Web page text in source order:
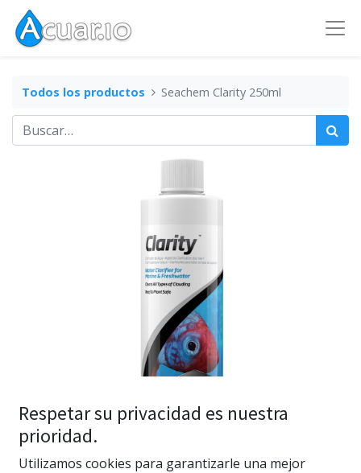
Todos los productos Seachem Clarity 250ml
Respetar su privacidad es nuestra
prioridad.
Utilizamos cookies para garantizarle una mejor